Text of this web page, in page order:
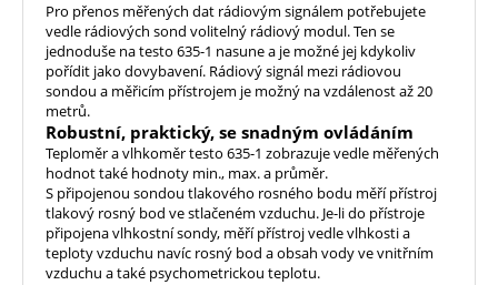
Pro přenos měřených dat rádiovým signálem potřebujete
vedle rádiových sond volitelný rádiový modul. Ten se
jednoduše na testo 635-1 nasune a je možné jej kdykoliv
pořídit jako dovybavení. Rádiový signál mezi rádiovou
sondou a měřicím přístrojem je možný na vzdálenost až 20
metrů.
Robustní, praktický, se snadným ovládáním
Teploměr a vlhkoměr testo 635-1 zobrazuje vedle měřených
hodnot také hodnoty min., max. a průměr.
S připojenou sondou tlakového rosného bodu měří přístroj
tlakový rosný bod ve stlačeném vzduchu. Je-li do přístroje
připojena vlhkostní sondy, měří přístroj vedle vlhkosti a
teploty vzduchu navíc rosný bod a obsah vody ve vnitřním
vzduchu a také psychometrickou teplotu.